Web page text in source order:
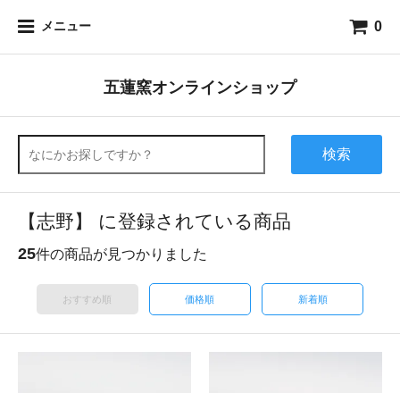
メニュー 0
五蓮窯オンラインショップ
検索
【志野】 に登録されている商品
25件の商品が見つかりました
おすすめ順 価格順 新着順